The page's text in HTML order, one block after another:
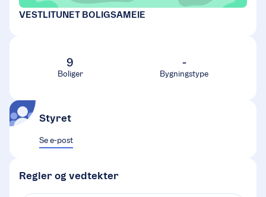
VESTLITUNET BOLIGSAMEIE
9
Boliger
-
Bygningstype
Styret
Se e-post
Regler og vedtekter